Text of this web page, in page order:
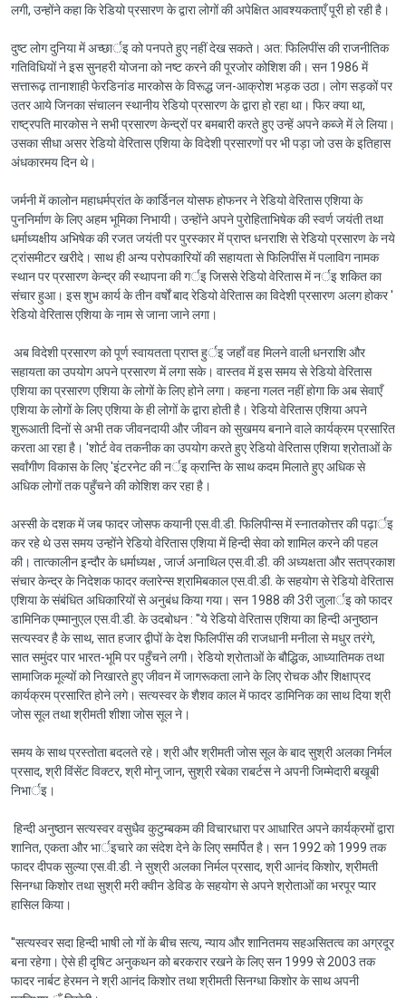
लगी, उन्होंने कहा कि रेडियो प्रसारण के द्वारा लोगों की अपेक्षित आवश्यकताएँ पूरी हो रही है।
दुष्ट लोग दुनिया में अच्छार्इ को पनपते हुए नहीं देख सकते। अत: फिलिपींस की राजनीतिक
गतिविधियों ने इस सुनहरी योजना को नष्ट करने की पूरजोर कोशिश की। सन 1986 में
सत्तारूढ़ तानाशाही फेरडिनांड मारकोस के विरूद्ध जन-आक्रोश भड़क उठा। लोग सड़कों पर
उतर आये जिनका संचालन स्थानीय रेडियो प्रसारण के द्वारा हो रहा था। फिर क्या था,
राष्ट्रपति मारकोस ने सभी प्रसारण केन्द्रों पर बमबारी करते हुए उन्हें अपने कब्जे में ले लिया।
उसका सीधा असर रेडियो वेरितास एशिया के विदेशी प्रसारणों पर भी पड़ा जो उस के इतिहास
अंधकारमय दिन थे।
जर्मनी में कालोन महाधर्मप्रांत के कार्डिनल योसफ होफनर ने रेडियो वेरितास एशिया के
पुननिर्माण के लिए अहम भूमिका निभायी। उन्होंने अपने पुरोहिताभिषेक की स्वर्ण जयंती तथा
धर्माध्यक्षीय अभिषेक की रजत जयंती पर पुरस्कार में प्राप्त धनराशि से रेडियो प्रसारण के नये
ट्रांसमीटर खरीदे। साथ ही अन्य परोपकारियों की सहायता से फिलिपींस में पलाविग नामक
स्थान पर प्रसारण केन्द्र की स्थापना की गर्इ जिससे रेडियो वेरितास में नर्इ शकित का
संचार हुआ। इस शुभ कार्य के तीन वर्षों बाद रेडियो वेरितास का विदेशी प्रसारण अलग होकर '
रेडियो वेरितास एशिया के नाम से जाना जाने लगा।
अब विदेशी प्रसारण को पूर्ण स्वायतता प्राप्त हुर्इ जहाँ वह मिलने वाली धनराशि और
सहायता का उपयोग अपने प्रसारण में लगा सके। वास्तव में इस समय से रेडियो वेरितास
एशिया का प्रसारण एशिया के लोगों के लिए होने लगा। कहना गलत नहीं होगा कि अब सेवाएँ
एशिया के लोगों के लिए एशिया के ही लोगों के द्वारा होती है। रेडियो वेरितास एशिया अपने
शुरूआती दिनों से अभी तक जीवनदायी और जीवन को सुखमय बनाने वाले कार्यक्रम प्रसारित
करता आ रहा है। 'शोर्ट वेव तकनीक का उपयोग करते हुए रेडियो वेरितास एशिया श्रोताओं के
सर्वांगीण विकास के लिए 'इंटरनेट की नर्इ क्रान्ति के साथ कदम मिलाते हुए अधिक से
अधिक लोगों तक पहुँचने की कोशिश कर रहा है।
अस्सी के दशक में जब फादर जोसफ कयानी एस.वी.डी. फिलिपीन्स में स्नातकोत्तर की पढ़ार्इ
कर रहे थे उस समय उन्होंने रेडियो वेरितास एशिया में हिन्दी सेवा को शामिल करने की पहल
की। तात्कालीन इन्दौर के धर्माध्यक्ष , जार्ज अनाथिल एस.वी.डी. की अध्यक्षता और सतप्रकाश
संचार केन्द्र के निदेशक फादर क्लारेन्स श्रामिबकाल एस.वी.डी. के सहयोग से रेडियो वेरितास
एशिया के संबंधित अधिकारियों से अनुबंध किया गया। सन 1988 की 3री जुलार्इ को फादर
डामिनिक एम्मानुएल एस.वी.डी. के उदबोधन : ''ये रेडियो वेरितास एशिया का हिन्दी अनुष्ठान
सत्यस्वर है के साथ, सात हजार द्वीपों के देश फिलिपींस की राजधानी मनीला से मधुर तरंगे,
सात समुंदर पार भारत-भूमि पर पहुँचने लगी। रेडियो श्रोताओं के बौद्धिक, आध्यातिमक तथा
सामाजिक मूल्यों को निखारते हुए जीवन में जागरूकता लाने के लिए रोचक और शिक्षाप्रद
कार्यक्रम प्रसारित होने लगे। सत्यस्वर के शैशव काल में फादर डामिनिक का साथ दिया श्री
जोस सूल तथा श्रीमती शीशा जोस सूल ने।
समय के साथ प्रस्तोता बदलते रहे। श्री और श्रीमती जोस सूल के बाद सुश्री अलका निर्मल
प्रसाद, श्री विंसेंट विक्टर, श्री मोनू जान, सुश्री रबेका राबर्टस ने अपनी जिम्मेदारी बखूबी
निभार्इ।
हिन्दी अनुष्ठान सत्यस्वर वसुधैव कुटुम्बकम की विचारधारा पर आधारित अपने कार्यक्रमों द्वारा
शानित, एकता और भार्इचारे का संदेश देने के लिए समर्पित है। सन 1992 को 1999 तक
फादर दीपक सुल्या एस.वी.डी. ने सुश्री अलका निर्मल प्रसाद, श्री आनंद किशोर, श्रीमती
सिनग्धा किशोर तथा सुश्री मरी क्वीन डेविड के सहयोग से अपने श्रोताओं का भरपूर प्यार
हासिल किया।
''सत्यस्वर सदा हिन्दी भाषी लो गों के बीच सत्य, न्याय और शानितमय सहअसितत्व का अग्रदूर
बना रहेगा। ऐसे ही दृषिट अनुकथन को बरकरार रखने के लिए सन 1999 से 2003 तक
फादर नार्बट हेरमन ने श्री आनंद किशोर तथा श्रीमती सिनग्धा किशोर के साथ अपनी